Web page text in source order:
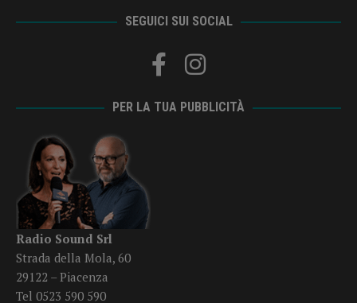
SEGUICI SUI SOCIAL
PER LA TUA PUBBLICITÀ
Radio Sound Srl
Strada della Mola, 60
29122 – Piacenza
Tel 0523 590 590